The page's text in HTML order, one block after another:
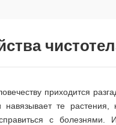
приходится
навязывает те
с болезнями.